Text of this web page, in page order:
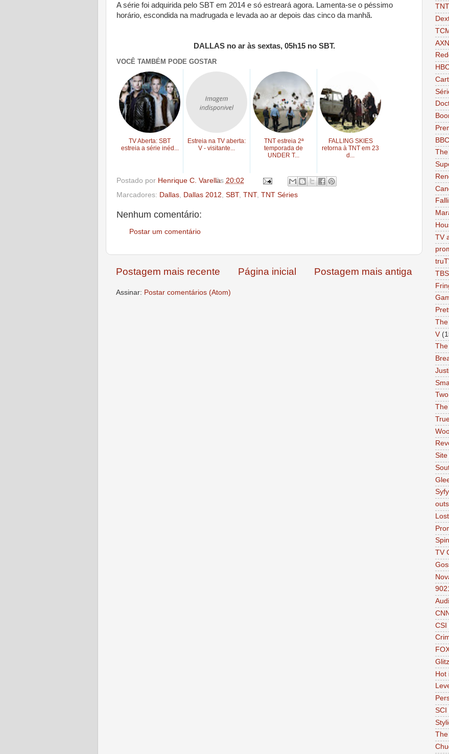
A série foi adquirida pelo SBT em 2014 e só estreará agora. Lamenta-se o péssimo
horário, escondida na madrugada e levada ao ar depois das cinco da manhã.
DALLAS no ar às sextas, 05h15 no SBT.
VOCÊ TAMBÉM PODE GOSTAR
TV Aberta: SBT
estreia a série inéd...
Estreia na TV aberta:
V - visitante...
TNT estreia 2ª
temporada de
UNDER T...
FALLING SKIES
retorna à TNT em 23
d...
Postado por Henrique C. Varellaàs 20:02
Marcadores: Dallas, Dallas 2012, SBT, TNT, TNT Séries
Nenhum comentário:
Postar um comentário
Postagem mais recente Postagem mais antiga
Página inicial
Assinar: Postar comentários (Atom)
TNT
AXN
BBC
TV
TBS
The
V
The
Site
Syfy
Lost
TV
CNN
CSI
Glitz
Hot
SCI